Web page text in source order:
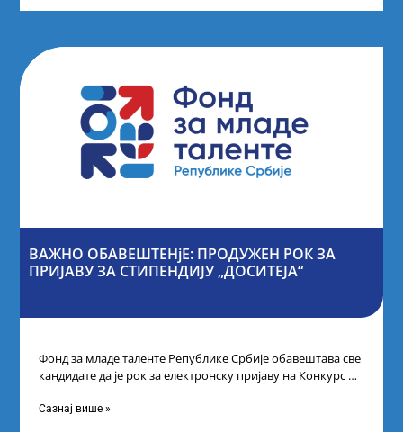
ВАЖНО ОБАВЕШТЕНјЕ: ПРОДУЖЕН РОК ЗА
ПРИЈАВУ ЗА СТИПЕНДИЈУ „ДОСИТЕЈА“
Фонд за младе таленте Републике Србије обавештава све
кандидате да је рок за електронску пријаву на Конкурс за
Сазнај више »